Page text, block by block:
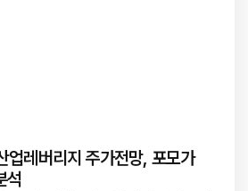
업레버리지 주가전망, 포모가
석